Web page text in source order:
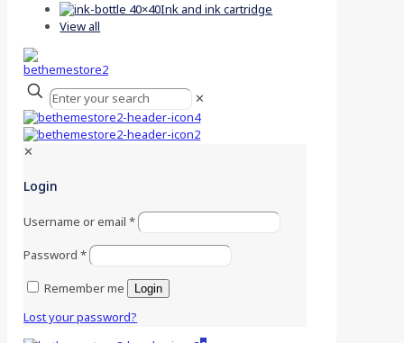
Ink and ink cartridge
View all
✕
✕
Login
Username or email*
Password*
Remember me
Login
Lost your password?